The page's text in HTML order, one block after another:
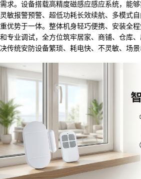
需求。设备搭载高精度磁感应感应系统，能
灵敏报警预警、超低功耗长效续航、多模式
重优势于一体。整体机身轻巧便携、安装全
和专业调试，全方位筑牢居家、商铺、仓库
决传统安防设备繁琐、耗电快、不灵敏、场